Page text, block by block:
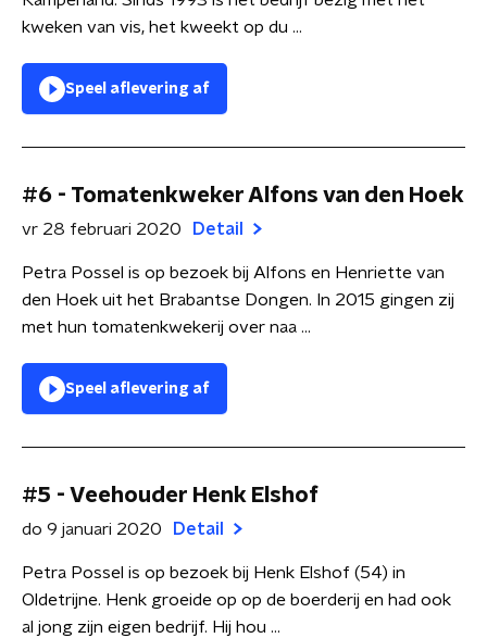
kweken van vis, het kweekt op du ...
Speel aflevering af
#6 - Tomatenkweker Alfons van den Hoek
vr 28 februari 2020 Detail
Petra Possel is op bezoek bij Alfons en Henriette van
den Hoek uit het Brabantse Dongen. In 2015 gingen zij
met hun tomatenkwekerij over naa ...
Speel aflevering af
#5 - Veehouder Henk Elshof
do 9 januari 2020 Detail
Petra Possel is op bezoek bij Henk Elshof (54) in
Oldetrijne. Henk groeide op op de boerderij en had ook
al jong zijn eigen bedrijf. Hij hou ...